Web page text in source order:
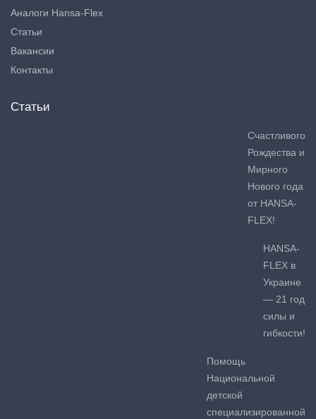
Аналоги Hansa-Flex
Статьи
Вакансии
Контакты
Статьи
Счастливого
Рождества и
Мирного
Нового года
от HANSA-
FLEX!
HANSA-
FLEX в
Украине
— 21 год
силы и
гибкости!
Помощь
Национальной
детской
специализированной